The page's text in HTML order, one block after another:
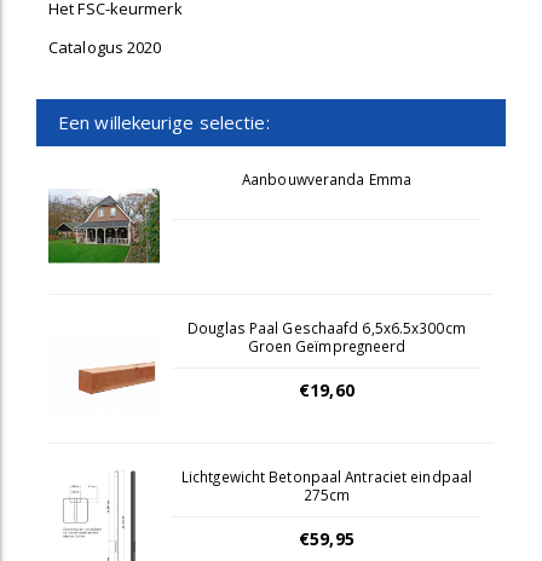
Het FSC-keurmerk
Catalogus 2020
Een willekeurige selectie:
Aanbouwveranda Emma
Douglas Paal Geschaafd 6,5x6.5x300cm
Groen Geïmpregneerd
€19,60
Lichtgewicht Betonpaal Antraciet eindpaal
275cm
€59,95